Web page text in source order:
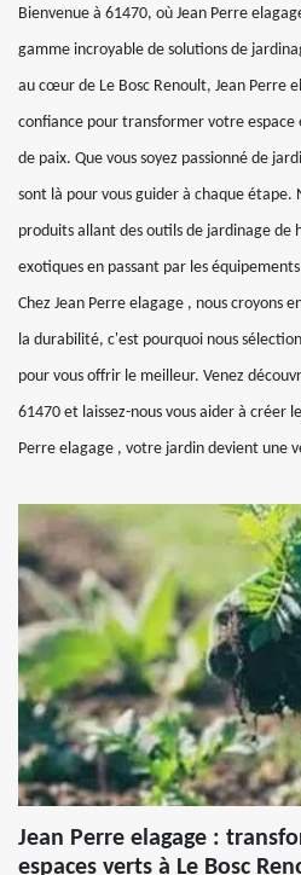
Bienvenue à 61470, où Jean Perre
gamme incroyable de solutions de
au cœur de Le Bosc Renoult, Jean Perre
confiance pour transformer votre
de paix. Que vous soyez passionné de
sont là pour vous guider à chaque étape.
produits allant des outils de jardinage de
exotiques en passant par les
Chez Jean Perre elagage , nous croyons
la durabilité, c'est pourquoi nous
pour vous offrir le meilleur. Venez
61470 et laissez-nous vous aider à créer
Perre elagage , votre jardin devient une
Jean Perre elagage :
espaces verts à Le Bosc